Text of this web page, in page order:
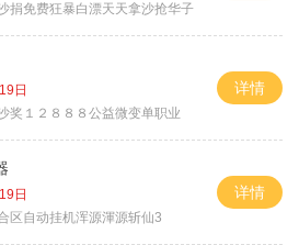
捐免费狂暴白漂天天拿沙抢华子
日
奖１２８８８公益微变单职业
详情
日
区自动挂机浑源渾源斩仙3
详情